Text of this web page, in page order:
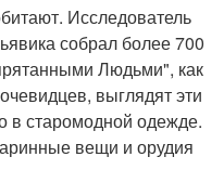
Исследователь
собрал более 700
Людьми", как
выглядят эти
в старомодной одежде.
вещи и орудия